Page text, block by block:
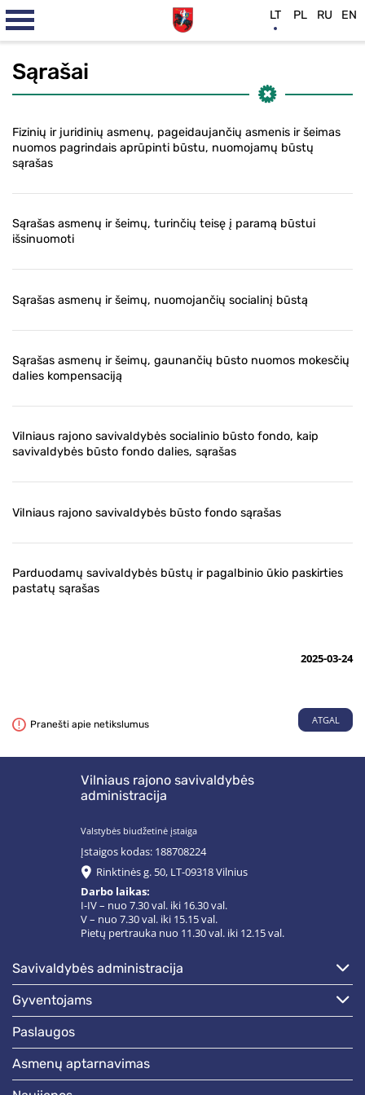
Sąrašai
Fizinių ir juridinių asmenų, pageidaujančių asmenis ir šeimas
nuomos pagrindais aprūpinti būstu, nuomojamų būstų
sąrašas
Sąrašas asmenų ir šeimų, turinčių teisę į paramą būstui
išsinuomoti
Sąrašas asmenų ir šeimų, nuomojančių socialinį būstą
Sąrašas asmenų ir šeimų, gaunančių būsto nuomos mokesčių
dalies kompensaciją
Vilniaus rajono savivaldybės socialinio būsto fondo, kaip
savivaldybės būsto fondo dalies, sąrašas
Vilniaus rajono savivaldybės būsto fondo sąrašas
Parduodamų savivaldybės būstų ir pagalbinio ūkio paskirties
pastatų sąrašas
2025-03-24
Pranešti apie netikslumus ATGAL
Vilniaus rajono savivaldybės
administracija
Valstybės biudžetinė įstaiga
Įstaigos kodas: 188708224
Rinktinės g. 50, LT-09318 Vilnius
Darbo laikas:
I-IV – nuo 7.30 val. iki 16.30 val.
V – nuo 7.30 val. iki 15.15 val.
Pietų pertrauka nuo 11.30 val. iki 12.15 val.
savivaldybės administracija
gyventojams
paslaugos
asmenų aptarnavimas
LT PL RU EN